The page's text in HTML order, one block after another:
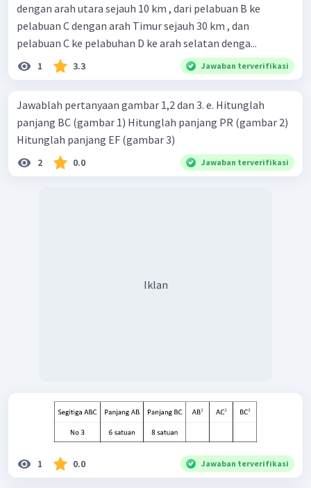
dengan arah utara sejauh 10 km , dari pelabuan B ke
pelabuan C dengan arah Timur sejauh 30 km , dan
pelabuan C ke pelabuhan D ke arah selatan denga...
1 3.3 Jawaban terverifikasi
Jawablah pertanyaan gambar 1,2 dan 3. e. Hitunglah
panjang BC (gambar 1) Hitunglah panjang PR (gambar 2)
Hitunglah panjang EF (gambar 3)
2 0.0 Jawaban terverifikasi
Iklan
1 0.0 Jawaban terverifikasi